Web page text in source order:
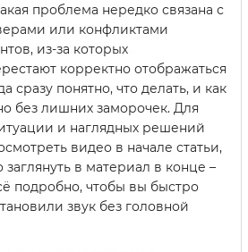
проблема нередко связана с
или конфликтами
из-за которых
корректно отображаться
сразу понятно, что делать, и как
без лишних заморочек. Для
и наглядных решений
видео в начале статьи,
заглянуть в материал в конце –
подробно, чтобы вы быстро
звук без головной